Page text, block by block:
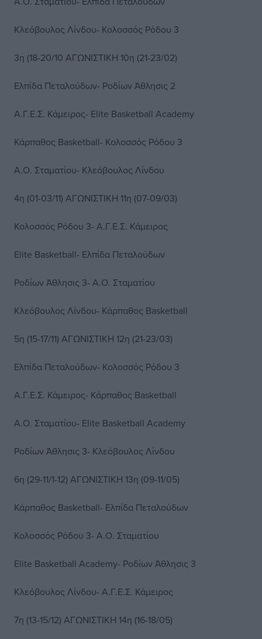
Κλεόβουλος Λίνδου- Κολοσσός Ρόδου 3
3η (18-20/10 ΑΓΩΝΙΣΤΙΚΗ 10η (21-23/02)
Ελπίδα Πεταλούδων- Ροδίων Άθλησις 2
Α.Γ.Ε.Σ. Κάμειρος- Elite Basketball Academy
Κάρπαθος Basketball- Κολοσσός Ρόδου 3
Α.Ο. Σταματίου- Κλεόβουλος Λίνδου
4η (01-03/11) ΑΓΩΝΙΣΤΙΚΗ 11η (07-09/03)
Κολοσσός Ρόδου 3- Α.Γ.Ε.Σ. Κάμειρος
Elite Basketball- Ελπίδα Πεταλούδων
Ροδίων Άθλησις 3- Α.Ο. Σταματίου
Κλεόβουλος Λίνδου- Κάρπαθος Basketball
5η (15-17/11) ΑΓΩΝΙΣΤΙΚΗ 12η (21-23/03)
Ελπίδα Πεταλούδων- Κολοσσός Ρόδου 3
Α.Γ.Ε.Σ. Κάμειρος- Κάρπαθος Basketball
Α.Ο. Σταματίου- Elite Basketball Academy
Ροδίων Άθλησις 3- Κλεόβουλος Λίνδου
6η (29-11/1-12) ΑΓΩΝΙΣΤΙΚΗ 13η (09-11/05)
Κάρπαθος Basketball- Ελπίδα Πεταλούδων
Κολοσσός Ρόδου 3- Α.Ο. Σταματίου
Elite Basketball Academy- Ροδίων Άθλησις 3
Κλεόβουλος Λίνδου- Α.Γ.Ε.Σ. Κάμειρος
7η (13-15/12) ΑΓΩΝΙΣΤΙΚΗ 14η (16-18/05)